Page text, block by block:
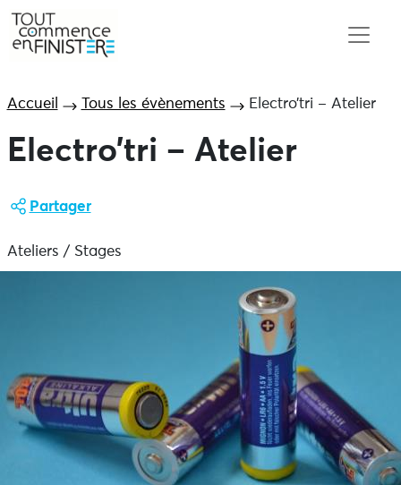
Accueil Tous les évènements Electro’tri – Atelier
Electro’tri – Atelier
Partager
Ateliers / Stages